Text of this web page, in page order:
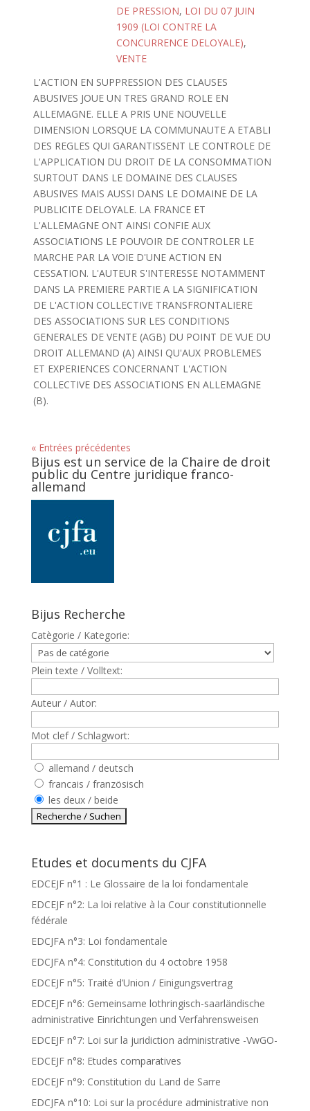
DE PRESSION, LOI DU 07 JUIN
1909 (LOI CONTRE LA
CONCURRENCE DELOYALE),
VENTE
L'ACTION EN SUPPRESSION DES CLAUSES
ABUSIVES JOUE UN TRES GRAND ROLE EN
ALLEMAGNE. ELLE A PRIS UNE NOUVELLE
DIMENSION LORSQUE LA COMMUNAUTE A ETABLI
DES REGLES QUI GARANTISSENT LE CONTROLE DE
L'APPLICATION DU DROIT DE LA CONSOMMATION
SURTOUT DANS LE DOMAINE DES CLAUSES
ABUSIVES MAIS AUSSI DANS LE DOMAINE DE LA
PUBLICITE DELOYALE. LA FRANCE ET
L'ALLEMAGNE ONT AINSI CONFIE AUX
ASSOCIATIONS LE POUVOIR DE CONTROLER LE
MARCHE PAR LA VOIE D'UNE ACTION EN
CESSATION. L'AUTEUR S'INTERESSE NOTAMMENT
DANS LA PREMIERE PARTIE A LA SIGNIFICATION
DE L'ACTION COLLECTIVE TRANSFRONTALIERE
DES ASSOCIATIONS SUR LES CONDITIONS
GENERALES DE VENTE (AGB) DU POINT DE VUE DU
DROIT ALLEMAND (A) AINSI QU'AUX PROBLEMES
ET EXPERIENCES CONCERNANT L'ACTION
COLLECTIVE DES ASSOCIATIONS EN ALLEMAGNE
(B).
« Entrées précédentes
Bijus est un service de la Chaire de droit
public du Centre juridique franco-
allemand
Bijus Recherche
Catègorie / Kategorie:
Plein texte / Volltext:
Auteur / Autor:
Mot clef / Schlagwort:
allemand / deutsch
francais / französisch
les deux / beide
Etudes et documents du CJFA
EDCEJF n°1 : Le Glossaire de la loi fondamentale
EDCEJF n°2: La loi relative à la Cour constitutionnelle
fédérale
EDCJFA n°3: Loi fondamentale
EDCJFA n°4: Constitution du 4 octobre 1958
EDCEJF n°5: Traité d’Union / Einigungsvertrag
EDCEJF n°6: Gemeinsame lothringisch-saarländische
administrative Einrichtungen und Verfahrensweisen
EDCEJF n°7: Loi sur la juridiction administrative -VwGO-
EDCEJF n°8: Etudes comparatives
EDCEJF n°9: Constitution du Land de Sarre
EDCJFA n°10: Loi sur la procédure administrative non